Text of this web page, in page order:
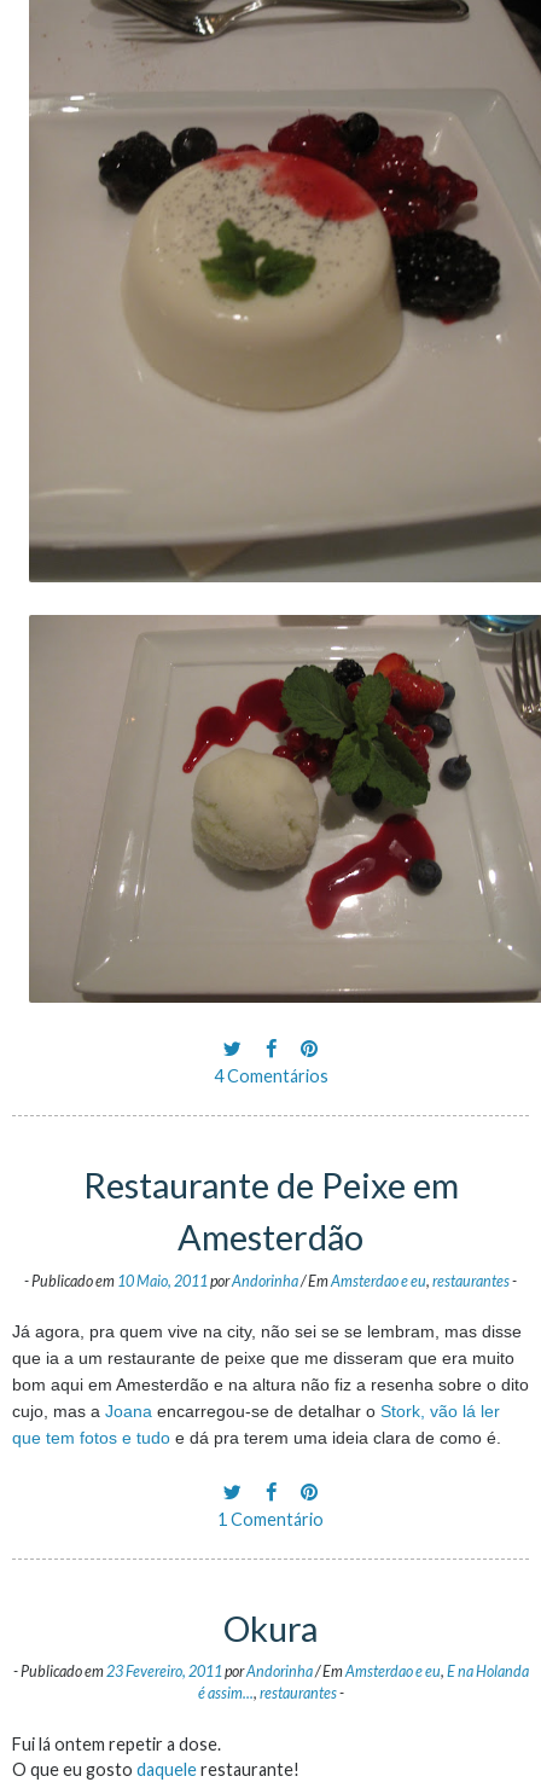
4 Comentários
Restaurante de Peixe em
Amesterdão
-Publicado em 10 Maio, 2011 porAndorinha/EmAmsterdao e eu, restaurantes-
Já agora, pra quem vive na city, não sei se se lembram, mas disse
que ia a um restaurante de peixe que me disseram que era muito
bom aqui em Amesterdão e na altura não fiz a resenha sobre o dito
cujo, mas a Joana encarregou-se de detalhar o Stork, vão lá ler
que tem fotos e tudo e dá pra terem uma ideia clara de como é.
1 Comentário
Okura
-Publicado em23 Fevereiro, 2011porAndorinha/EmAmsterdao e eu, E na Holanda
é assim..., restaurantes-
Fui lá ontem repetir a dose.
O que eu gosto daquelerestaurante!